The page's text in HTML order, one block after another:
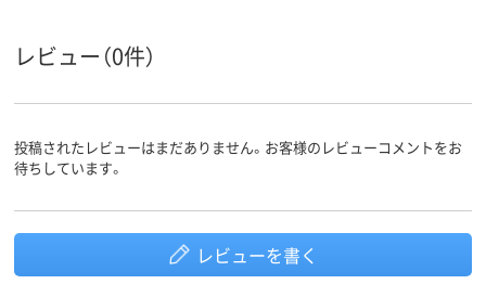
形状 シングル
アスクル
商品環境
レビュー（0件）
投稿されたレビューはまだありません。お客様のレビューコメントをお
待ちしています。
レビューを書く